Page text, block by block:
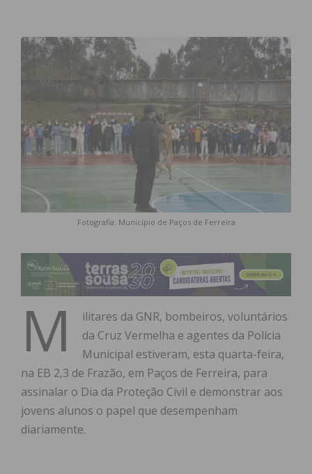
Fotografia: Município de Paços de Ferreira
M
ilitares da GNR, bombeiros, voluntários
da Cruz Vermelha e agentes da Polícia
Municipal estiveram, esta quarta-feira,
na EB 2,3 de Frazão, em Paços de Ferreira, para
assinalar o Dia da Proteção Civil e demonstrar aos
jovens alunos o papel que desempenham
diariamente.